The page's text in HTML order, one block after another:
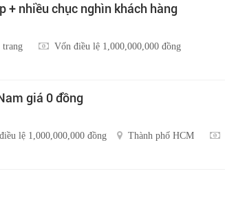
+ nhiều chục nghìn khách hàng
trang
Vốn điều lệ 1,000,000,000 đồng
giá 0 đồng
lệ 1,000,000,000 đồng Thành phố HCM